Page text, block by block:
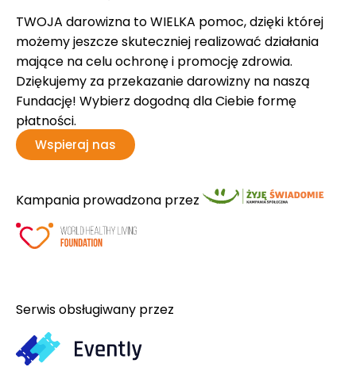
TWOJA darowizna to WIELKA pomoc, dzięki której
możemy jeszcze skuteczniej realizować działania
mające na celu ochronę i promocję zdrowia.
Dziękujemy za przekazanie darowizny na naszą
Fundację! Wybierz dogodną dla Ciebie formę
płatności.
Wspieraj nas
Kampania prowadzona przez
Serwis obsługiwany przez